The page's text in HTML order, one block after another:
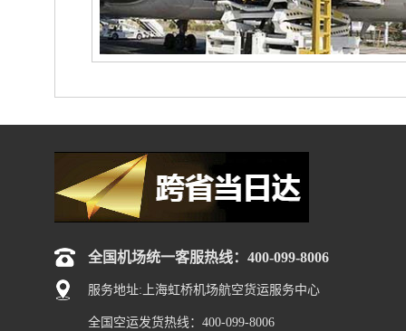
全国机场统一客服热线：400-099-8006
服务地址:上海虹桥机场航空货运服务中心
全国空运发货热线：400-099-8006